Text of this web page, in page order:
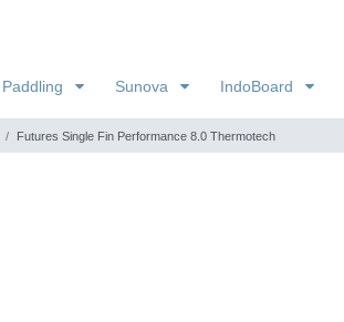
Sunova IndoBoard
Futures Single Fin Performance 8.0 Thermotech